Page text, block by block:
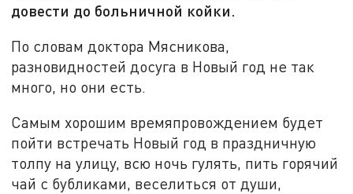
довести до больничной койки.
По словам доктора Мясникова,
разновидностей досуга в Новый год не так
много, но они есть.
Самым хорошим времяпровождением будет
пойти встречать Новый год в праздничную
толпу на улицу, всю ночь гулять, пить горячий
чай с бубликами, веселиться от души,